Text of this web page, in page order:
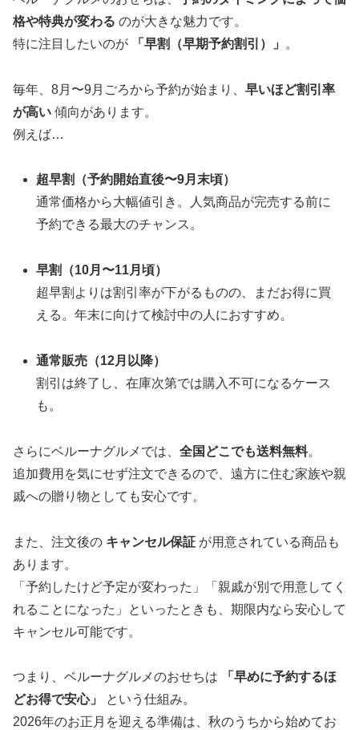
格や特典が変わる のが大きな魅力です。
特に注目したいのが
「早割（早期予約割引）」 。
毎年、8月〜9月ごろから予約が始まり、 早いほど割引率
が高い 傾向があります。
例えば…
超早割（予約開始直後〜9月末頃）
通常価格から大幅値引き。人気商品が完売する前に
予約できる最大のチャンス。
早割（10月〜11月頃）
超早割よりは割引率が下がるものの、まだお得に買
える。年末に向けて検討中の人におすすめ。
通常販売（12月以降）
割引は終了し、在庫次第では購入不可になるケース
も。
さらにベルーナグルメでは、 全国どこでも送料無料。
追加費用を気にせず注文できるので、遠方に住む家族や親
戚への贈り物としても安心です。
また、注文後の キャンセル保証 が用意されている商品も
あります。
「予約したけど予定が変わった」「親戚が別で用意してく
れることになった」といったときも、期限内なら安心して
キャンセル可能です。
つまり、ベルーナグルメのおせちは
「早めに予約するほ
どお得で安心」
という仕組み。
2026年のお正月を迎える準備は、秋のうちから始めてお